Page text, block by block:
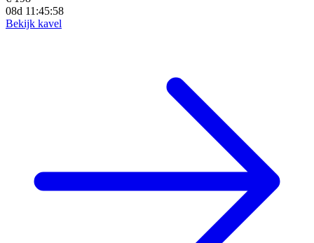
08d 11:45:56
Bekijk kavel